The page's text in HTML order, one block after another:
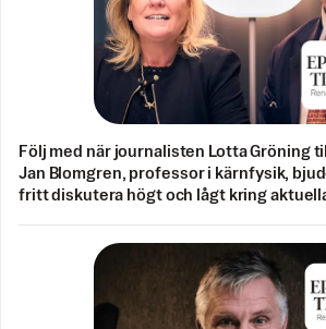
Följ med när journalisten Lotta Gröning
Jan Blomgren, professor i kärnfysik,
fritt diskutera högt och lågt kring